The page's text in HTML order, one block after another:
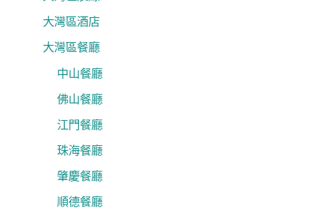
大灣區酒店
大灣區餐廳
中山餐廳
佛山餐廳
江門餐廳
珠海餐廳
肇慶餐廳
順德餐廳